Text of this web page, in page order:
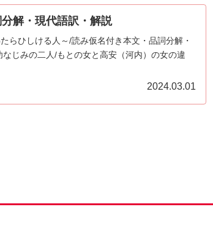
解・現代語訳・解説
らひしける人～/読み仮名付き本文・品詞分解・
じみの二人/もとの女と高安（河内）の女の違
2024.03.01